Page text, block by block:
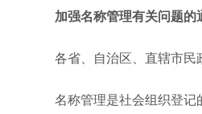
加强名称管理有关问题的
各省、自治区、直辖市民
名称管理是社会组织登记